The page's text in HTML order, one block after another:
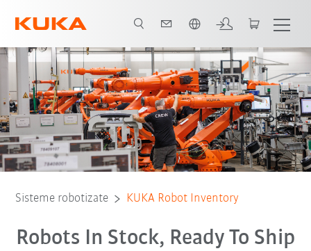
Robot Inventory
Sisteme robotizate KUKA Robot Inventory
Robots In Stock, Ready To Ship